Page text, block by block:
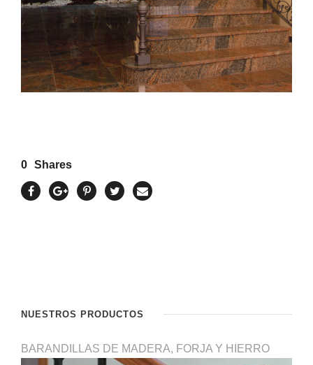
0 Shares
NUESTROS PRODUCTOS
BARANDILLAS DE MADERA, FORJA Y HIERRO